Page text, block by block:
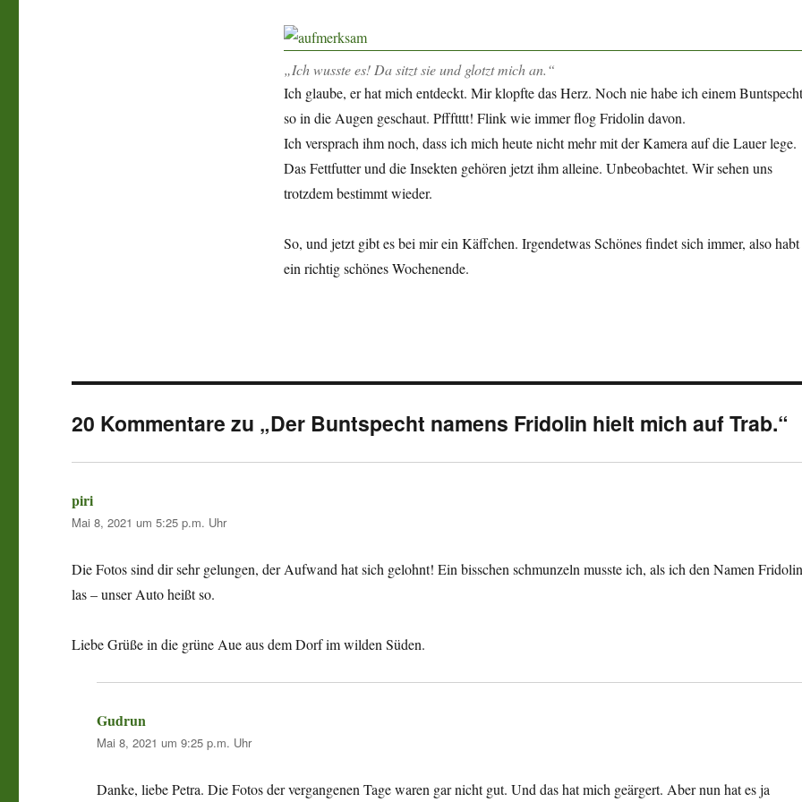
„Ich wusste es! Da sitzt sie und glotzt mich an.“
Ich glaube, er hat mich entdeckt. Mir klopfte das Herz. Noch nie habe ich einem Buntspecht
so in die Augen geschaut. Pffftttt! Flink wie immer flog Fridolin davon.
Ich versprach ihm noch, dass ich mich heute nicht mehr mit der Kamera auf die Lauer lege.
Das Fettfutter und die Insekten gehören jetzt ihm alleine. Unbeobachtet. Wir sehen uns
trotzdem bestimmt wieder.
So, und jetzt gibt es bei mir ein Käffchen. Irgendetwas Schönes findet sich immer, also habt
ein richtig schönes Wochenende.
20 Kommentare zu „Der Buntspecht namens Fridolin hielt mich auf Trab.“
piri
Mai 8, 2021 um 5:25 p.m. Uhr
Die Fotos sind dir sehr gelungen, der Aufwand hat sich gelohnt! Ein bisschen schmunzeln musste ich, als ich den Namen
las – unser Auto heißt so.
Liebe Grüße in die grüne Aue aus dem Dorf im wilden Süden.
Gudrun
Mai 8, 2021 um 9:25 p.m. Uhr
Danke, liebe Petra. Die Fotos der vergangenen Tage waren gar nicht gut. Und das hat mich geärgert. Aber nun hat es ja